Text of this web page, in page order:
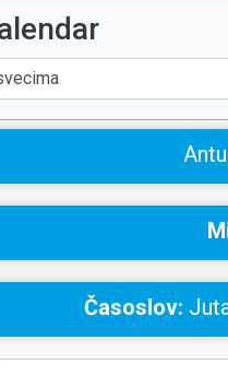
Časoslov: